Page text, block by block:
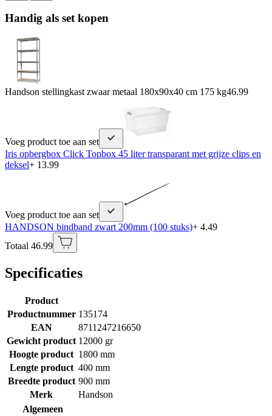
Handig als set kopen
Handson stellingkast zwaar metaal 180x90x40 cm 175 kg46.99
Voeg product toe aan set
Iris opbergbox Click Topbox 45 liter transparant met grijze clips en
deksel+ 13.99
Voeg product toe aan set
HANDSON bindband zwart 200mm (100 stuks)+ 4.49
Totaal 46.99
Specificaties
Product
Productnummer 135174
EAN
8711247216650
Gewicht product 12000 gr
Hoogte product 1800 mm
Lengte product 400 mm
Breedte product 900 mm
Merk
Handson
Algemeen